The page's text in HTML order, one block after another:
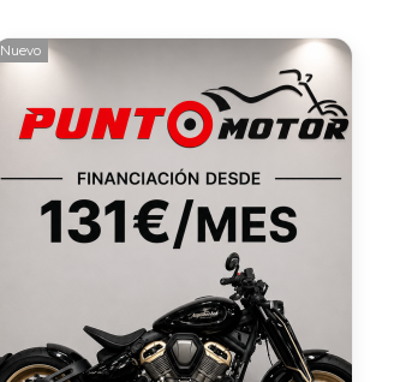
Nuevo